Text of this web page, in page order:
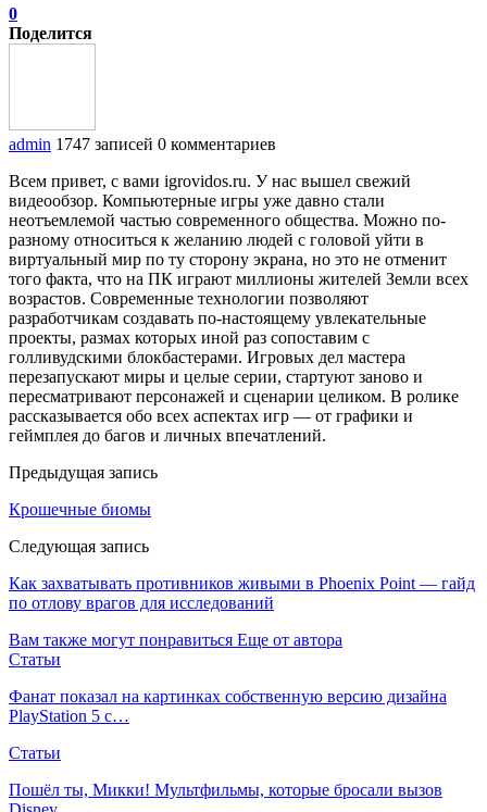
0
Поделится
admin 1747 записей 0 комментариев
Всем привет, с вами igrovidos.ru. У нас вышел свежий
видеообзор. Компьютерные игры уже давно стали
неотъемлемой частью современного общества. Можно по-
разному относиться к желанию людей с головой уйти в
виртуальный мир по ту сторону экрана, но это не отменит
того факта, что на ПК играют миллионы жителей Земли всех
возрастов. Современные технологии позволяют
разработчикам создавать по-настоящему увлекательные
проекты, размах которых иной раз сопоставим с
голливудскими блокбастерами. Игровых дел мастера
перезапускают миры и целые серии, стартуют заново и
пересматривают персонажей и сценарии целиком. В ролике
рассказывается обо всех аспектах игр — от графики и
геймплея до багов и личных впечатлений.
Предыдущая запись
Крошечные биомы
Следующая запись
Как захватывать противников живыми в Phoenix Point — гайд
по отлову врагов для исследований
Вам также могут понравиться Еще от автора
Статьи
Фанат показал на картинках собственную версию дизайна
PlayStation 5 с…
Статьи
Пошёл ты, Микки! Мультфильмы, которые бросали вызов